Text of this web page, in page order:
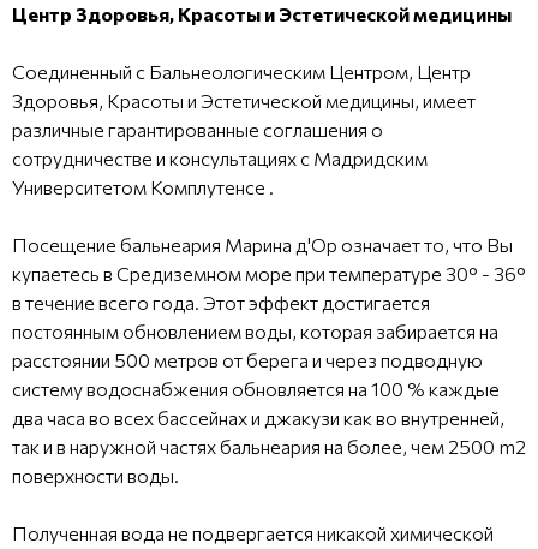
Центр Здоровья, Красоты и Эстетической медицины
Соединенный с Бальнеологическим Центром, Центр
Здоровья, Красоты и Эстетической медицины, имеет
различные гарантированные соглашения о
сотрудничестве и консультациях с Мадридским
Университетом Комплутенсе .
Посещение бальнеария Марина д'Ор означает то, что Вы
купаетесь в Средиземном море при температуре 30° - 36°
в течение всего года. Этот эффект достигается
постоянным обновлением воды, которая забирается на
расстоянии 500 метров от берега и через подводную
систему водоснабжения обновляется на 100 % каждые
два часа во всех бассейнах и джакузи как во внутренней,
так и в наружной частях бальнеария на более, чем 2500 m2
поверхности воды.
Полученная вода не подвергается никакой химической